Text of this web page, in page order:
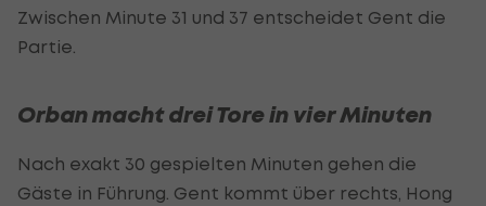
Zwischen Minute 31 und 37 entscheidet Gent die
Partie.
Orban macht drei Tore in vier Minuten
Nach exakt 30 gespielten Minuten gehen die
Gäste in Führung. Gent kommt über rechts, Hong